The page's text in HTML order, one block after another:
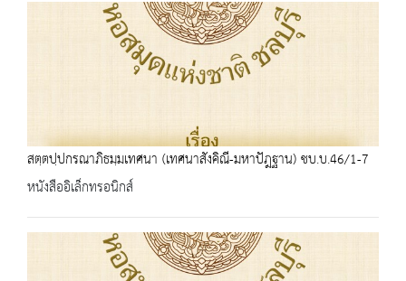
สตฺตปฺปกรณาภิธมฺมเทศนา (เทศนาสังคิณี-มหาปัฎฐาน) ชบ.บ.46/1-7
หนังสืออิเล็กทรอนิกส์